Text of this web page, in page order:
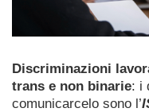
Discriminazioni
trans e non binarie: i
comunicarcelo sono l’